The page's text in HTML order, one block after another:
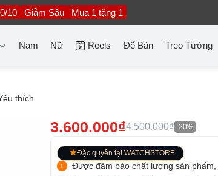
10 Giảm Sâu Mua 1 tặng 1
Nam Nữ Reels Để Bàn Treo Tường
thích
3.600.000₫4.500.000₫ -20%
Đặc quyền tại WATCHSTORE
Được đảm bảo chất lượng sản phẩm,